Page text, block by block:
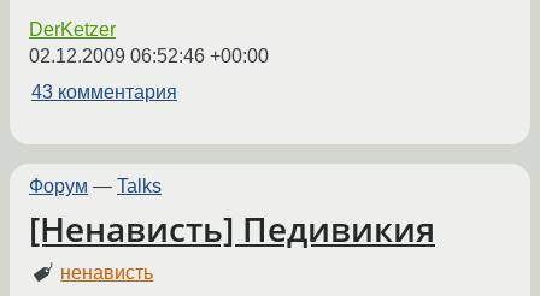
DerKetzer
02.12.2009 06:52:46 +00:00
43 комментария
Форум — Talks
[Ненависть] Педивикия
ненависть